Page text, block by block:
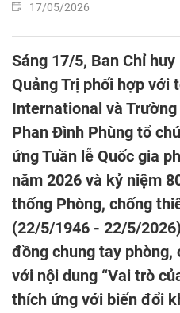
17/05/2026
Sáng 17/5, Ban Chỉ
Quảng Trị phối hợp với
International và
Phan Đình Phùng tổ
ứng Tuần lễ Quốc gia
năm 2026 và kỷ niệm
thống Phòng, chống
(22/5/1946 - 22/5/
đồng chung tay phòng,
với nội dung “Vai trò
thích ứng với biến đổi